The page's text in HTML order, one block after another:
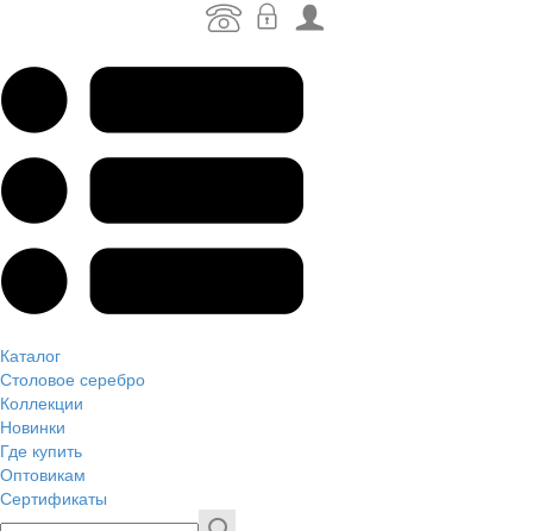
Каталог
Столовое серебро
Коллекции
Новинки
Где купить
Оптовикам
Сертификаты